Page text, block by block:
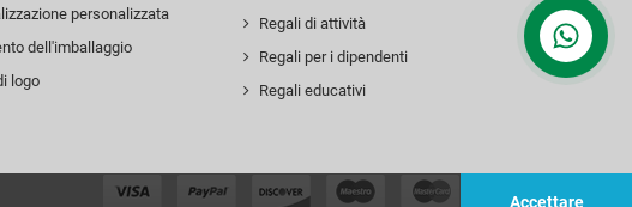
personalizzata
dell'imballaggio
logo
Regali di attività
Regali per i dipendenti
Regali educativi
Accettare